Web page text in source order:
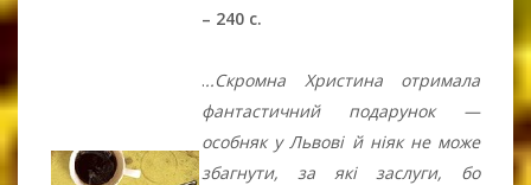
– 240 c.
...Скромна Христина отримала
фантастичний подарунок —
особняк у Львові й ніяк не може
збагнути, за які заслуги, бо